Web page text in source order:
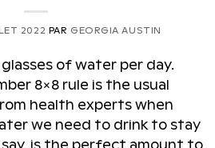
2022 PAR GEORGIA AUSTIN
of water per day.
8×8 rule is the usual
health experts when
we need to drink to stay